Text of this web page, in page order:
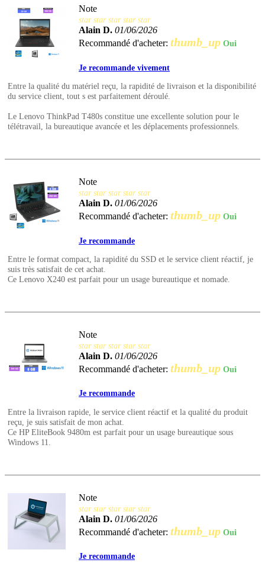
Note
star star star star star
Alain D. 01/06/2026
Recommandé d'acheter: thumb_up Oui
Je recommande vivement
Entre la qualité du matériel reçu, la rapidité de livraison et la disponibilité
du service client, tout s est parfaitement déroulé.
Le Lenovo ThinkPad T480s constitue une excellente solution pour le
télétravail, la bureautique avancée et les déplacements professionnels.
Note
star star star star star
Alain D. 01/06/2026
Recommandé d'acheter: thumb_up Oui
Je recommande
Entre le format compact, la rapidité du SSD et le service client réactif, je
suis très satisfait de cet achat.
Ce Lenovo X240 est parfait pour un usage bureautique et nomade.
Note
star star star star star
Alain D. 01/06/2026
Recommandé d'acheter: thumb_up Oui
Je recommande
Entre la livraison rapide, le service client réactif et la qualité du produit
reçu, je suis satisfait de mon achat.
Ce HP EliteBook 9480m est parfait pour un usage bureautique sous
Windows 11.
Note
star star star star star
Alain D. 01/06/2026
Recommandé d'acheter: thumb_up Oui
Je recommande